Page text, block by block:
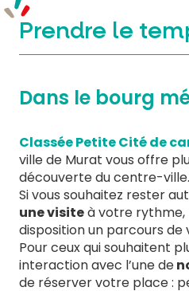
Prendre le
Dans le bourg
Classée Petite Cité de
ville de Murat vous offre
découverte du centre-ville.
Si vous souhaitez rester
une visiteà votre
disposition un parcours de
Pour ceux qui souhaitent
interaction avec l’une de
de réserver votre place :